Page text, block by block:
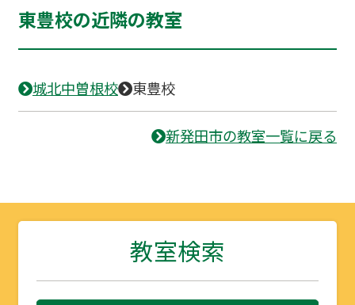
東豊校の近隣の教室
城北中曽根校 東豊校
新発田市の教室一覧に戻る
教室検索